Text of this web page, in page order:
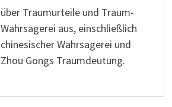
über Traumurteile und Traum-
Wahrsagerei aus, einschließlich
chinesischer Wahrsagerei und
Zhou Gongs Traumdeutung.